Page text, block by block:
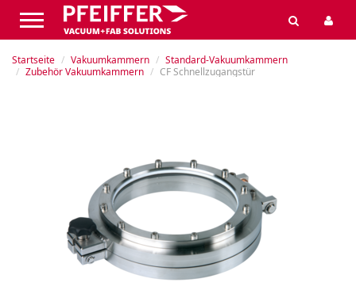
Startseite Vakuumkammern
Standard-Vakuumkammern
Zubehör Vakuumkammern
CF Schnellzugangstür